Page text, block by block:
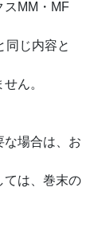
スMM・MF
同じ内容と
ん。
な場合は、お
ては、巻末の